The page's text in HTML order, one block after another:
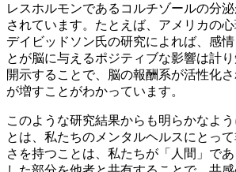
レスホルモンであるコルチゾールの分
されています。たとえば、アメリカの
デイビッドソン氏の研究によれば、感
とが脳に与えるポジティブな影響は計
開示することで、脳の報酬系が活性化
が増すことがわかっています。
このような研究結果からも明らかなよ
とは、私たちのメンタルヘルスにとっ
さを持つことは、私たちが「人間」で